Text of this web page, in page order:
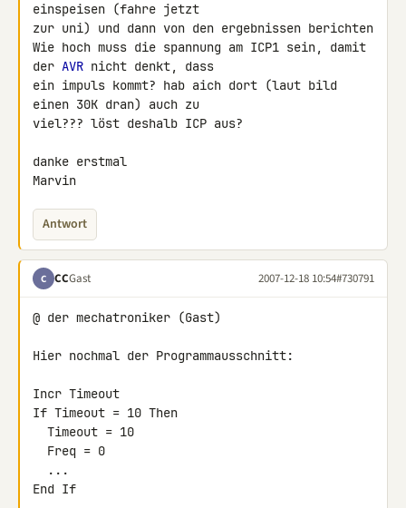
einspeisen (fahre jetzt
zur uni) und dann von den ergebnissen berichten
Wie hoch muss die spannung am ICP1 sein, damit
der AVR nicht denkt, dass
ein impuls kommt? hab aich dort (laut bild
einen 30K dran) auch zu
viel??? löst deshalb ICP aus?
danke erstmal
Marvin
Antwort
C CCGast 2007-12-18 10:54#730791
@ der mechatroniker (Gast)
Hier nochmal der Programmausschnitt:
Incr Timeout
If Timeout = 10 Then
End If